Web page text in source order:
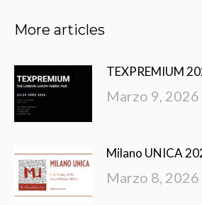
More articles
TEXPREMIUM
Marzo 9, 2026
Milano UNICA
Marzo 8, 2026